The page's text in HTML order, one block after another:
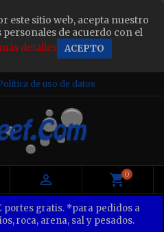
este sitio web, acepta nuestro
personales de acuerdo con el
detalles ACEPTO
de uso de datos
 0
portes gratis. *para pedidos a
roca, arena, sal y pesados.
×
to save products in your